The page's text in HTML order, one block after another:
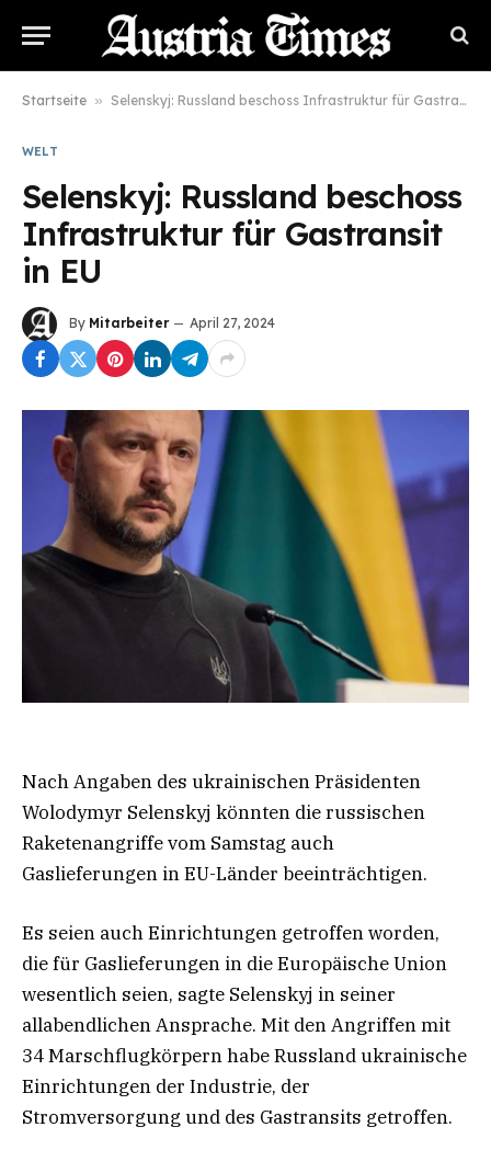
Startseite » Selenskyj: Russland beschoss Infrastruktur für Gastransit in EU
WELT
Selenskyj: Russland beschoss
Infrastruktur für Gastransit
in EU
By Mitarbeiter April 27, 2024
Nach Angaben des ukrainischen Präsidenten
Wolodymyr Selenskyj könnten die russischen
Raketenangriffe vom Samstag auch
Gaslieferungen in EU-Länder beeinträchtigen.
Es seien auch Einrichtungen getroffen worden,
die für Gaslieferungen in die Europäische Union
wesentlich seien, sagte Selenskyj in seiner
allabendlichen Ansprache. Mit den Angriffen mit
34 Marschflugkörpern habe Russland ukrainische
Einrichtungen der Industrie, der
Stromversorgung und des Gastransits getroffen.